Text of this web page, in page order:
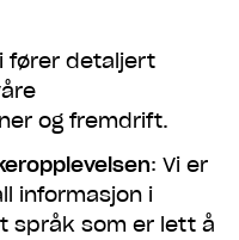
fører detaljert
og fremdrift.
: Vi er
informasjon i
språk som er lett å